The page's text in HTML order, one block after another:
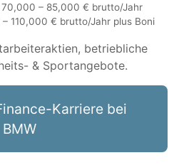
70,000 – 85,000 € brutto/Jahr
110,000 € brutto/Jahr plus Boni
betriebliche
& Sportangebote.
Karriere bei
BMW